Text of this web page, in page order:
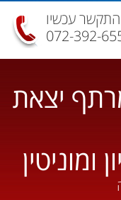
התקשר עכשיו
072-392-
יצאת